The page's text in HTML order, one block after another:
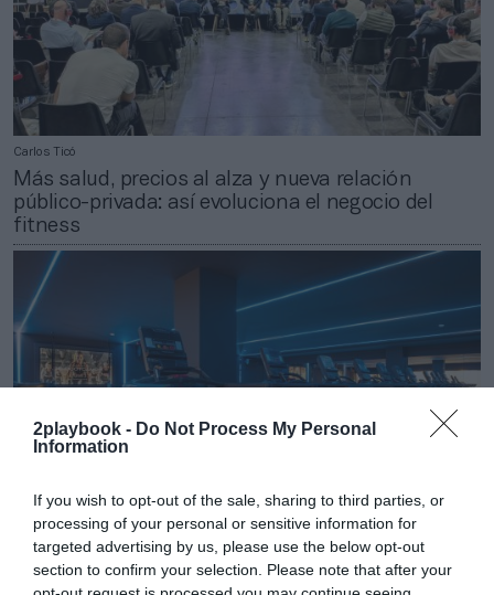
2playbook - Do Not Process My Personal
Information
If you wish to opt-out of the sale, sharing to third parties, or
processing of your personal or sensitive information for
targeted advertising by us, please use the below opt-out
section to confirm your selection. Please note that after your
Carlos Ticó
Más salud, precios al alza y nueva relación
público-privada: así evoluciona el negocio del
fitness
Roger Requena